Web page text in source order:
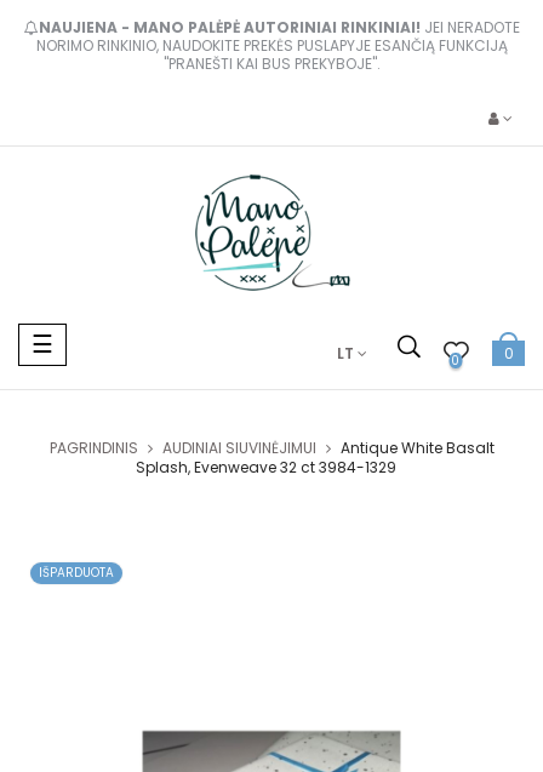
NAUJIENA - MANO PALĖPĖ AUTORINIAI RINKINIAI! JEI NERADOTE
NORIMO RINKINIO, NAUDOKITE PREKĖS PUSLAPYJE ESANČIĄ FUNKCIJĄ
"PRANEŠTI KAI BUS PREKYBOJE".
Toggle
navigation
☰ LT 0 0
PAGRINDINIS AUDINIAI SIUVINĖJIMUI
Antique White Basalt
Splash, Evenweave 32 ct 3984-1329
IŠPARDUOTA